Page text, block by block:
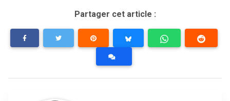
Partager cet article :